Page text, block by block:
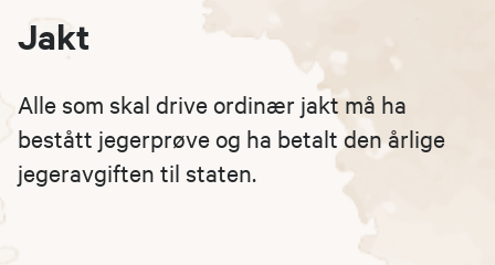
Jakt
Alle som skal drive ordinær jakt må ha
bestått jegerprøve og ha betalt den årlige
jegeravgiften til staten.